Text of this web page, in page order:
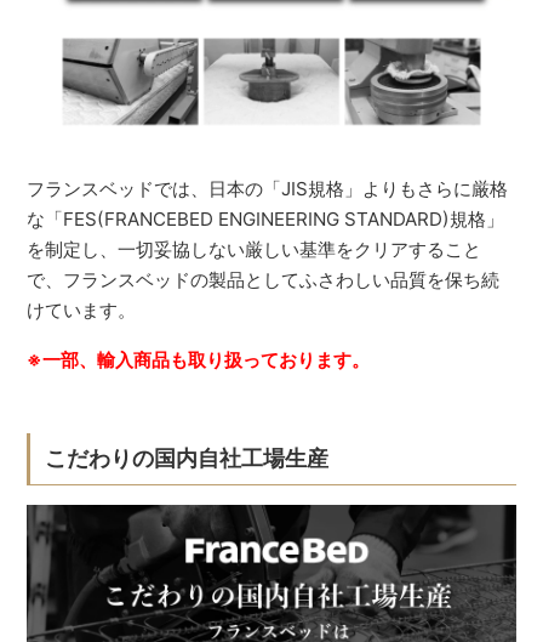
フランスベッドでは、日本の「JIS規格」よりもさらに厳格
な「FES(FRANCEBED ENGINEERING STANDARD)規格」
を制定し、一切妥協しない厳しい基準をクリアすること
で、フランスベッドの製品としてふさわしい品質を保ち続
けています。
※一部、輸入商品も取り扱っております。
こだわりの国内自社工場生産